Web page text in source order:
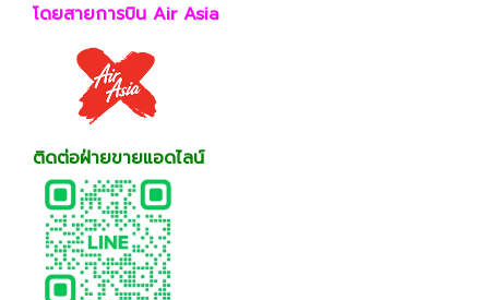
โดยสายการบิน Air Asia
ติดต่อฝ่ายขายแอดไลน์